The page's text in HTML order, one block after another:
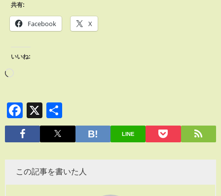
共有:
Facebook X
いいね:
Facebook
X
有
LINE
この記事を書いた人